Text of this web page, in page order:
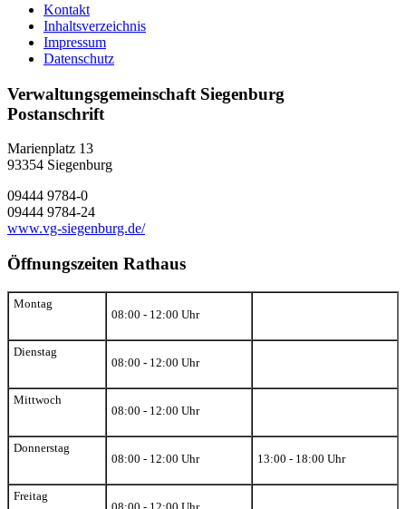
Kontakt
Inhaltsverzeichnis
Impressum
Datenschutz
Verwaltungsgemeinschaft Siegenburg
Postanschrift
Marienplatz 13
93354 Siegenburg
09444 9784-0
09444 9784-24
www.vg-siegenburg.de/
Öffnungszeiten Rathaus
Montag
08:00 - 12:00 Uhr
Dienstag
08:00 - 12:00 Uhr
Mittwoch
08:00 - 12:00 Uhr
Donnerstag
08:00 - 12:00 Uhr
13:00 - 18:00 Uhr
Freitag